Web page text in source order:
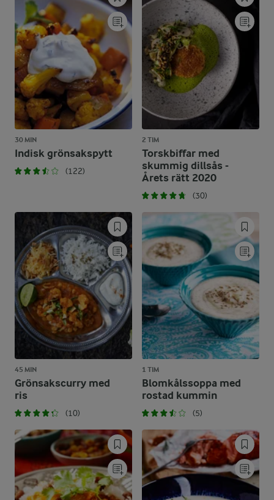
30 MIN
Indisk grönsakspytt
(122)
2 TIM
Torskbiffar med
skummig dillsås -
Årets rätt 2020
(30)
45 MIN
Grönsakscurry med
ris
(10)
1 TIM
Blomkålssoppa med
rostad kummin
(5)